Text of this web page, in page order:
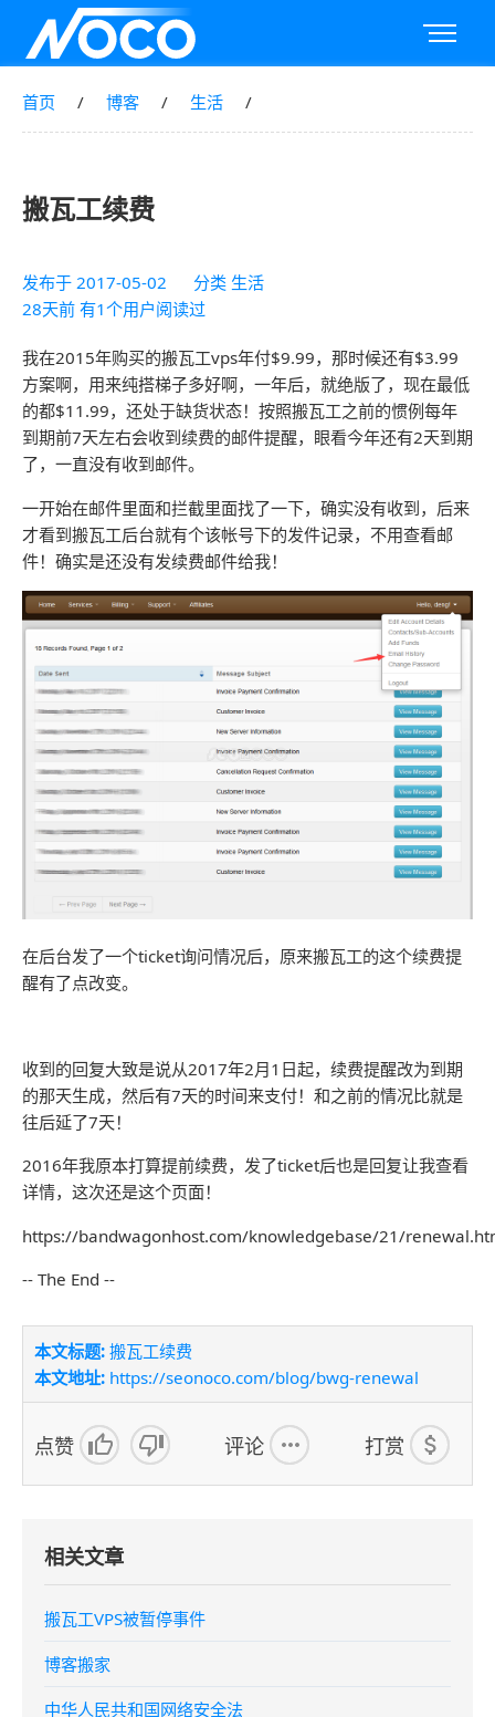
首页 博客 生活
搬瓦工续费
发布于 2017-05-02 分类 生活
28天前 有1个用户阅读过
我在2015年购买的搬瓦工vps年付$9.99，那时候还有$3.99
方案啊，用来纯搭梯子多好啊，一年后，就绝版了，现在最低
的都$11.99，还处于缺货状态！按照搬瓦工之前的惯例每年
到期前7天左右会收到续费的邮件提醒，眼看今年还有2天到期
了，一直没有收到邮件。
一开始在邮件里面和拦截里面找了一下，确实没有收到，后来
才看到搬瓦工后台就有个该帐号下的发件记录，不用查看邮
件！确实是还没有发续费邮件给我！
在后台发了一个ticket询问情况后，原来搬瓦工的这个续费提
醒有了点改变。
收到的回复大致是说从2017年2月1日起，续费提醒改为到期
的那天生成，然后有7天的时间来支付！和之前的情况比就是
往后延了7天！
2016年我原本打算提前续费，发了ticket后也是回复让我查看
详情，这次还是这个页面！
https://bandwagonhost.com/knowledgebase/21/
-- The End --
本文标题: 搬瓦工续费
本文地址: https://seonoco.com/blog/bwg-renewal
点赞 评论 打赏
相关文章
搬瓦工VPS被暂停事件
博客搬家
中华人民共和国网络安全法